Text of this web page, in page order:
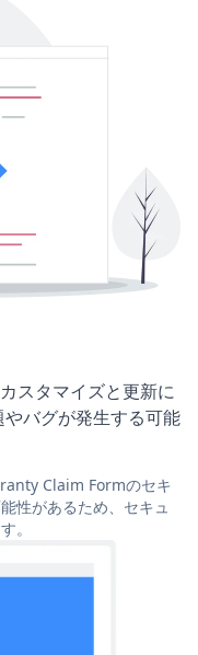
スタマイズと更新に
バグが発生する可能
Claim Formのセキ
性があるため、セキュ
。